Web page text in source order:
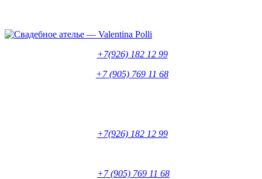
+7(926) 182 12 99
+7 (905) 769 11 68
+7(926) 182 12 99
+7 (905) 769 11 68